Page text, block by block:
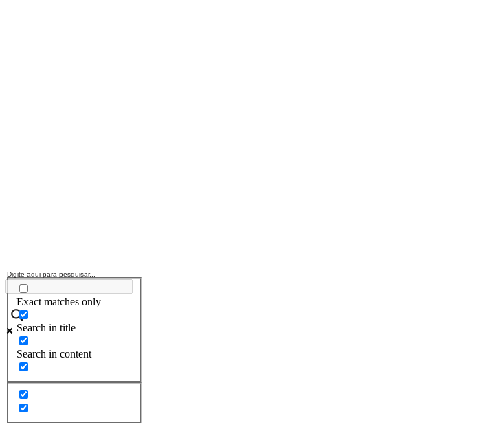
Exact matches only
Search in title
Search in content